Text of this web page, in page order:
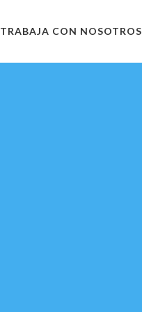
TRABAJA CON NOSOTROS